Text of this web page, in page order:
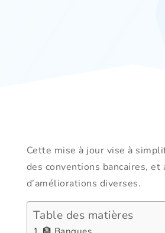
Cette mise à jour vise à
des conventions bancaires,
d’améliorations diverses.
Table des matières